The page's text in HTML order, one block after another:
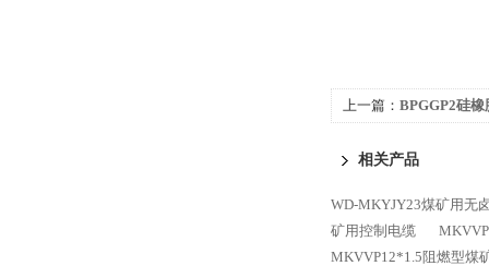
上一篇： BPGGP2硅
相关产品
WD-MKYJY23煤矿用无
矿用控制电缆
MKVVP12*1.5阻燃型煤